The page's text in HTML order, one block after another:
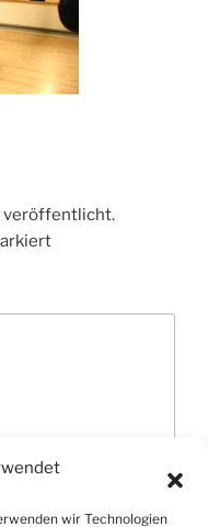
wir Technologien
veröffentlicht.